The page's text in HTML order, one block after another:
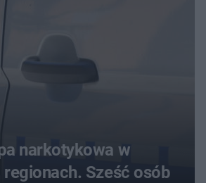
narkotykowa w
regionach. Sześć osób